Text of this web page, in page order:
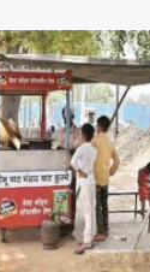
k
e
dI
n
ai
l